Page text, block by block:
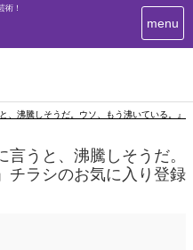
術！
T
o
e
a
v
i
menu
、沸騰しそうだ。ウソ、もう沸いている。』
言うと、沸騰しそうだ。
チラシのお気に入り登録